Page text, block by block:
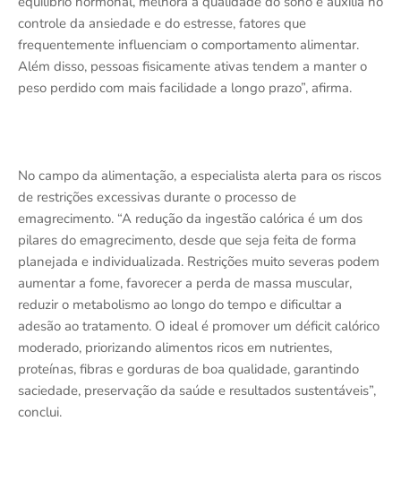
controle da ansiedade e do estresse, fatores que
frequentemente influenciam o comportamento alimentar.
Além disso, pessoas fisicamente ativas tendem a manter o
peso perdido com mais facilidade a longo prazo”, afirma.
No campo da alimentação, a especialista alerta para os riscos
de restrições excessivas durante o processo de
emagrecimento. “A redução da ingestão calórica é um dos
pilares do emagrecimento, desde que seja feita de forma
planejada e individualizada. Restrições muito severas podem
aumentar a fome, favorecer a perda de massa muscular,
reduzir o metabolismo ao longo do tempo e dificultar a
adesão ao tratamento. O ideal é promover um déficit calórico
moderado, priorizando alimentos ricos em nutrientes,
proteínas, fibras e gorduras de boa qualidade, garantindo
saciedade, preservação da saúde e resultados sustentáveis”,
conclui.